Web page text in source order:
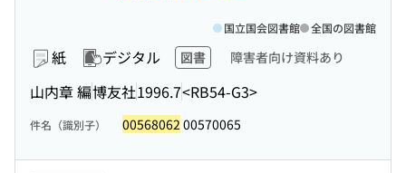
紙 デジタル 図書 障害者向け資料あり
山内章 編博友社1996.7<RB54-G3>
国立国会図書館 全国の図書館
件名（識別子） 00568062 00570065